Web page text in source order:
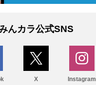
んカラ公式SNS
X Instagram